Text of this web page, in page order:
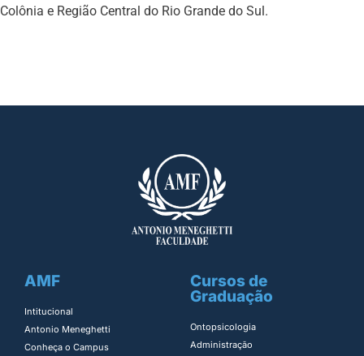
Colônia e Região Central do Rio Grande do Sul.
AMF
Intitucional
Antonio Meneghetti
Conheça o Campus
Cursos de
Graduação
Ontopsicologia ​
Administração​